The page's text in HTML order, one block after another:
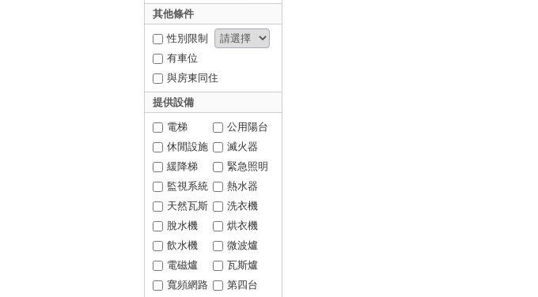
其他條件
性別限制
有車位
與房東同住
提供設備
電梯
公用陽台
休閒設施
滅火器
緩降梯
緊急照明
監視系統
熱水器
天然瓦斯
洗衣機
脫水機
烘衣機
飲水機
微波爐
電磁爐
瓦斯爐
寬頻網路
第四台